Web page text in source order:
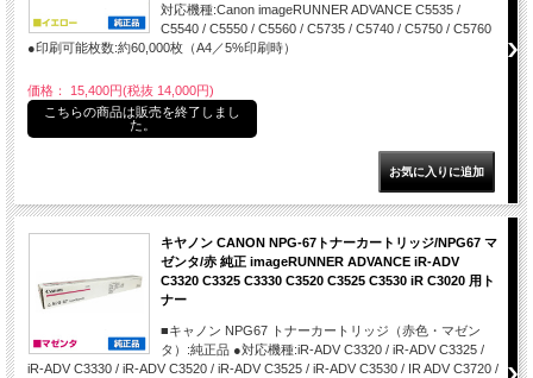
対応機種:Canon imageRUNNER ADVANCE C5535 /
C5540 / C5550 / C5560 / C5735 / C5740 / C5750 / C5760
●印刷可能枚数:約60,000枚（A4／5%印刷時）
価格： 15,400円(税抜 14,000円)
こちらの商品は販売を終了しまし
た。
キヤノン CANON NPG-67トナーカートリッジ/NPG67 マ
ゼンタ/赤 純正 imageRUNNER ADVANCE iR-ADV
C3320 C3325 C3330 C3520 C3525 C3530 iR C3020 用ト
ナー
■キャノン NPG67 トナーカートリッジ（赤色・マゼン
タ）:純正品 ●対応機種:iR-ADV C3320 / iR-ADV C3325 /
iR-ADV C3330 / iR-ADV C3520 / iR-ADV C3525 / iR-ADV C3530 / IR ADV C3720 /